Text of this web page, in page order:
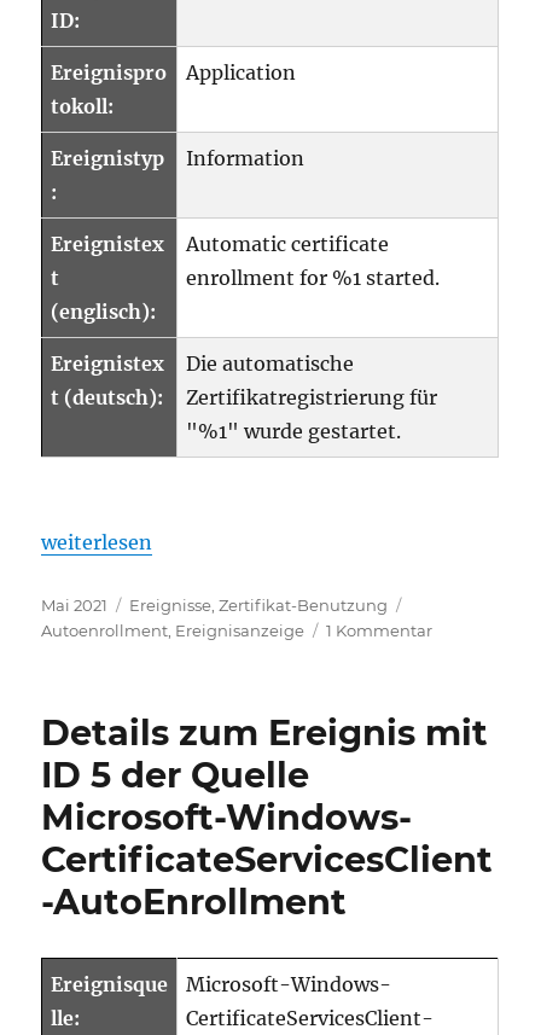
ID:
Ereignispro
tokoll:
Application
Ereignistyp
:
Information
Ereignistex
t
(englisch):
Automatic certificate
enrollment for %1 started.
Ereignistex
t (deutsch):
Die automatische
Zertifikatregistrierung für
"%1" wurde gestartet.
„Details zum Ereignis mit ID 2 der Quelle
weiterlesen
Veröffentlicht
am
Mai 2021 Kategorien
Ereignisse ,Zertifikat-Benutzung
Autoenrollment Ereignisanzeige 1 Kommentarzu
mit
Microsoft-
Details zum Ereignis mit
ID 5 der Quelle
Microsoft-Windows-
CertificateServicesClient
-AutoEnrollment
Ereignisque
lle:
Microsoft-Windows-
CertificateServicesClient-